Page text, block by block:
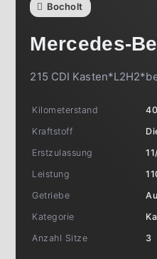
Bocholt
Mercedes-
215 CDI
Kilometerstand
Kraftstoff
Erstzulassung
Leistung
Getriebe
Kategorie
Anzahl Sitze
3